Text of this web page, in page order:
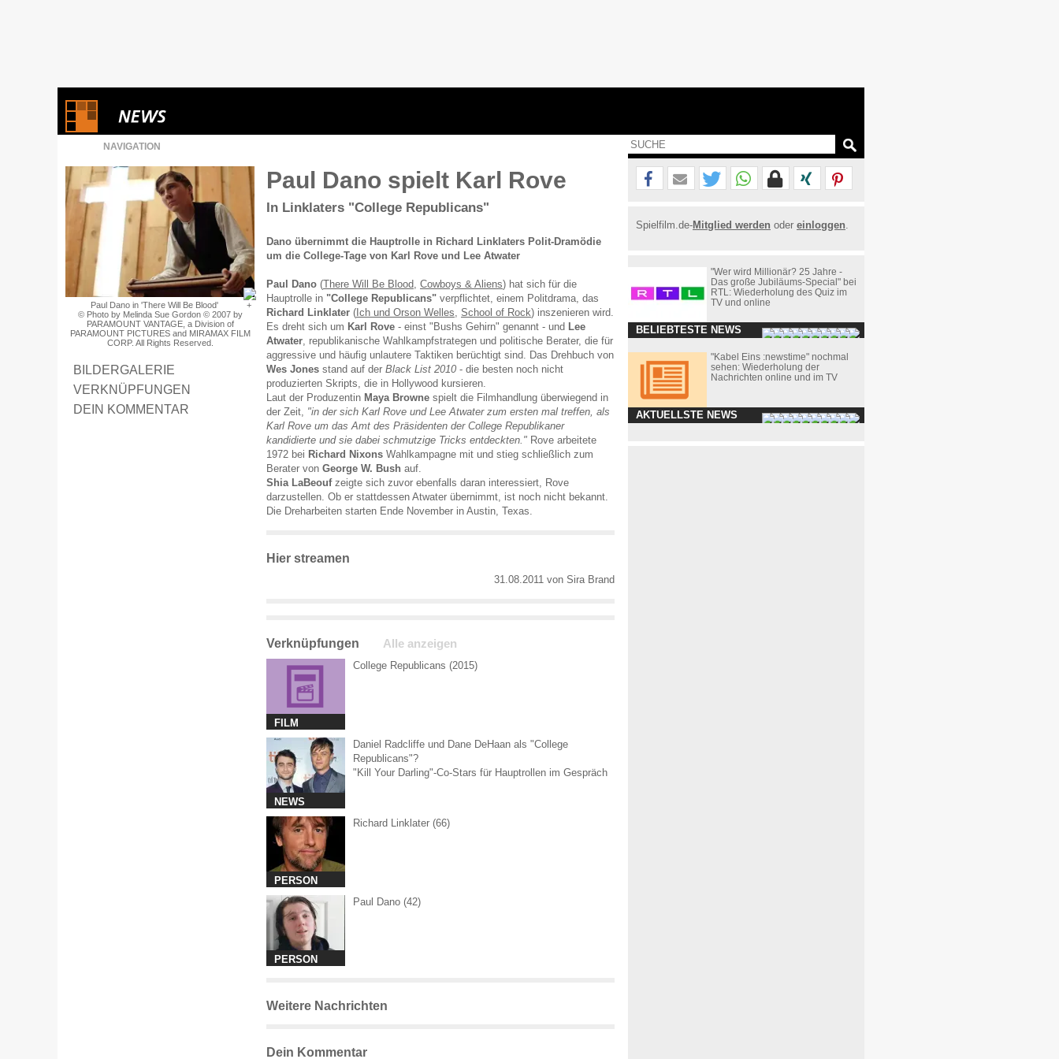
NAVIGATION
Paul Dano in 'There Will Be Blood'
© Photo by Melinda Sue Gordon © 2007 by
PARAMOUNT VANTAGE, a Division of
PARAMOUNT PICTURES and MIRAMAX FILM
CORP. All Rights Reserved.
BILDERGALERIE
VERKNÜPFUNGEN
DEIN KOMMENTAR
Paul Dano spielt Karl Rove
In Linklaters "College Republicans"
Dano übernimmt die Hauptrolle in Richard Linklaters Polit-Dramödie
um die College-Tage von Karl Rove und Lee Atwater
Paul Dano (There Will Be Blood, Cowboys & Aliens) hat sich für die
Hauptrolle in "College Republicans" verpflichtet, einem Politdrama, das
Richard Linklater ( Ich und Orson Welles, School of Rock) inszenieren wird.
Es dreht sich um Karl Rove - einst "Bushs Gehirn" genannt - und Lee
Atwater, republikanische Wahlkampfstrategen und politische Berater, die für
aggressive und häufig unlautere Taktiken berüchtigt sind. Das Drehbuch von
Wes Jones stand auf der Black List 2010 - die besten noch nicht
produzierten Skripts, die in Hollywood kursieren.
Laut der Produzentin Maya Browne spielt die Filmhandlung überwiegend in
der Zeit, "in der sich Karl Rove und Lee Atwater zum ersten mal treffen, als
Karl Rove um das Amt des Präsidenten der College Republikaner
kandidierte und sie dabei schmutzige Tricks entdeckten." Rove arbeitete
1972 bei Richard Nixons Wahlkampagne mit und stieg schließlich zum
Berater von George W. Bush auf.
Shia LaBeoufzeigte sich zuvor ebenfalls daran interessiert, Rove
darzustellen. Ob er stattdessen Atwater übernimmt, ist noch nicht bekannt.
Die Dreharbeiten starten Ende November in Austin, Texas.
Hier streamen
31.08.2011 von Sira Brand
Verknüpfungen Alle anzeigen
FILM
College Republicans (2015)
NEWS
Daniel Radcliffe und Dane DeHaan als "College
Republicans"?
"Kill Your Darling"-Co-Stars für Hauptrollen im Gespräch
PERSON
Richard Linklater (66)
PERSON
Paul Dano (42)
Weitere Nachrichten
Dein Kommentar
Spielfilm.de-Mitglied werden oder einloggen.
"Wer wird Millionär? 25 Jahre -
Das große Jubiläums-Special" bei
RTL: Wiederholung des Quiz im
TV und online
BELIEBTESTE NEWS
"Kabel Eins :newstime" nochmal
sehen: Wiederholung der
Nachrichten online und im TV
AKTUELLSTE NEWS